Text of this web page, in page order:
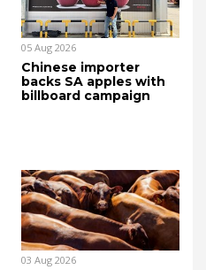
05 Aug 2026
Chinese importer
backs SA apples with
billboard campaign
03 Aug 2026